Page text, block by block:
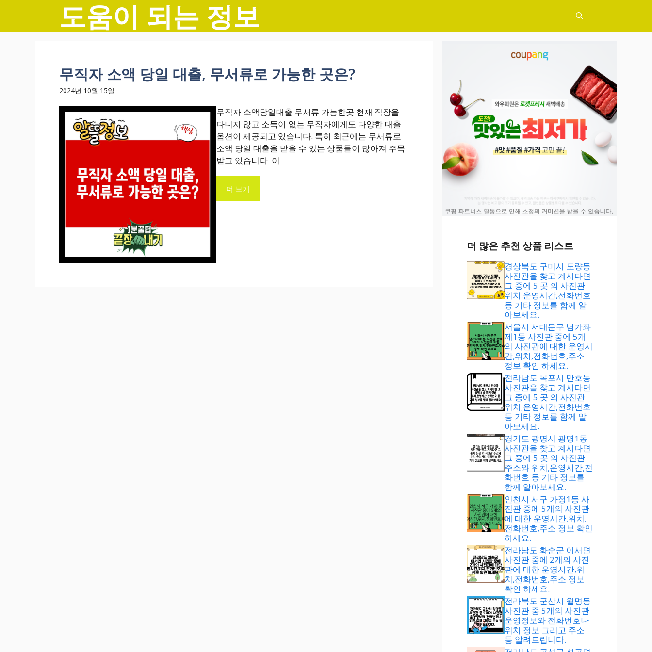
츠
도움이 되는 정보
무직자 소액 당일 대출, 무서류로 가능한 곳은?
2024년 10월 15일
무직자 소액당일대출 무서류 가능한곳 현재 직장을
다니지 않고 소득이 없는 무직자에게도 다양한 대출
옵션이 제공되고 있습니다. 특히 최근에는 무서류로
소액 당일 대출을 받을 수 있는 상품들이 많아져 주목
받고 있습니다. 이 ...
더 보기
더 많은 추천 상품 리스트
경상북도 구미시 도량동
사진관을 찾고 계시다면
그 중에 5 곳 의 사진관
위치,운영시간,전화번호
등 기타 정보를 함께 알
아보세요.
서울시 서대문구 남가좌
제1동 사진관 중에 5개
의 사진관에 대한 운영시
간,위치,전화번호,주소
정보 확인 하세요.
전라남도 목포시 만호동
사진관을 찾고 계시다면
그 중에 5 곳 의 사진관
위치,운영시간,전화번호
등 기타 정보를 함께 알
아보세요.
경기도 광명시 광명1동
사진관을 찾고 계시다면
그 중에 5 곳 의 사진관
주소와 위치,운영시간,전
화번호 등 기타 정보를
함께 알아보세요.
인천시 서구 가정1동 사
진관 중에 5개의 사진관
에 대한 운영시간,위치,
전화번호,주소 정보 확인
하세요.
전라남도 화순군 이서면
사진관 중에 2개의 사진
관에 대한 운영시간,위
치,전화번호,주소 정보
확인 하세요.
전라북도 군산시 월명동
사진관 중 5개의 사진관
운영정보와 전화번호나
위치 정보 그리고 주소
등 알려드립니다.